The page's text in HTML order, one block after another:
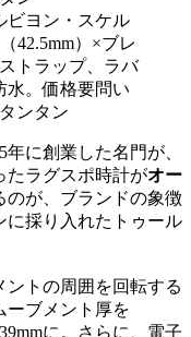
ビヨン・スケル
42.5mm）×ブレ
トラップ、ラバ
水。価格要問い
ンタン
に創業した名門が、
たラグスポ時計がオー
のが、ブランドの象徴
に採り入れたトゥール
ントの周囲を回転する
ーブメント厚を
に。さらに、電子